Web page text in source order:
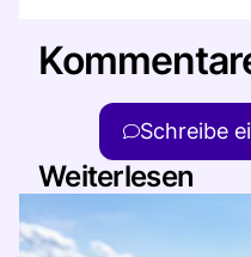
Schreibe
Weiterlesen